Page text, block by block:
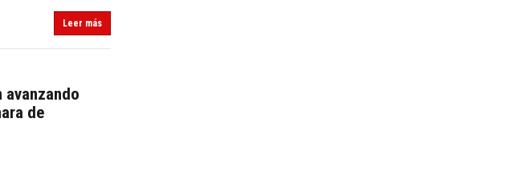
Leer más
avanzando
de